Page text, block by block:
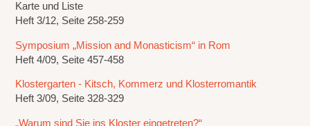
Karte und Liste
Heft 3/12, Seite 258-259
Symposium „Mission and Monasticism“ in Rom
Heft 4/09, Seite 457-458
Klostergarten - Kitsch, Kommerz und Klosterromantik
Heft 3/09, Seite 328-329
„Warum sind Sie ins Kloster eingetreten?“